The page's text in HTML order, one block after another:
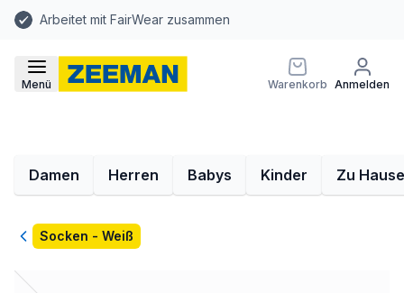
Arbeitet mit FairWear zusammen
Menü Warenkorb Anmelden
Damen Herren Babys Kinder Zu Hause
ZurückSocken - Weiß